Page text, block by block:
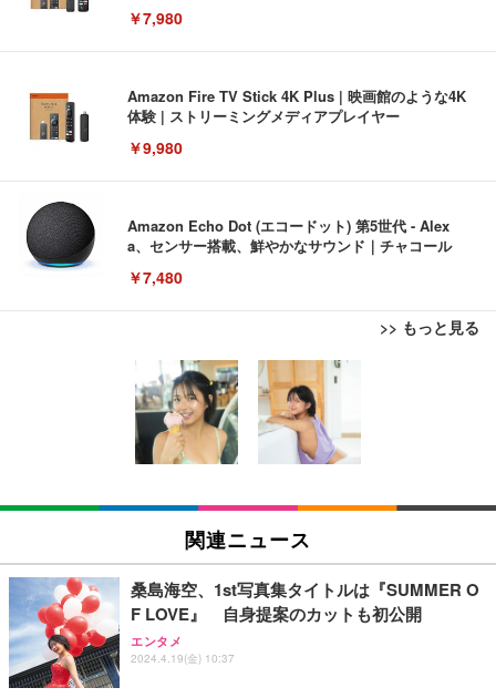
￥7,980
Amazon Fire TV Stick 4K Plus | 映画館のような4K
体験 | ストリーミングメディアプレイヤー
￥9,980
Amazon Echo Dot (エコードット) 第5世代 - Alex
a、センサー搭載、鮮やかなサウンド｜チャコール
￥7,480
>> もっと見る
[EdoErgo] オフィスチェア 椅子 テレワーク 疲れな
い 跳ね上げ式アームレスト コンパクト 約105度ロッ
キング pc 事務椅子 360度回転 座面昇降 強化ナイロ
ン樹脂ベース 通気性メッシュ 在宅ワーク H-WY01
(黒網+黒枠+黒足)
￥5,699
SIHOO B100 オフィスチェア／デスクチェア メッシ
ュチェア 人間工学 疲れない ブラック
￥27,999
Sezlife オフィスチェア デスクチェア 疲れない テレ
ワーク チェア 強化バックレスト 30度ロッキング機
能 人間工学 椅子 腰サポート 90度跳ね上げ式アーム
EIZO ビジネス向けプレミアムモニター | FlexScan
EV3240X-WT | 31.5型4K UHD・USB Type-C・ホワ
イト
￥105,595
EIZO ビジネス向けプレミアムモニター | FlexScan
￥109,572
【純正品】27"ゲーミングモニター DualSense 充電
フック付き（CFI-ZDM1J）
Amazonベーシック ペットシーツ 薄型 レギュラー 1
回使い捨て 無香料 ホワイト 300枚
￥3,373
Amazonベーシック ペットシーツ 厚型 ワイド 42枚
x2袋(84枚) ホワイト(吸収面:ライトブルー)
￥3,234
ネオ・ルーライフ ネオ・オムツ L 中型犬用 26枚入
り 単品
関連ニュース
桑島海空、1st写真集タイトルは『SUMMER O
F LOVE』 自身提案のカットも初公開
エンタメ
2024.4.19(金) 10:37